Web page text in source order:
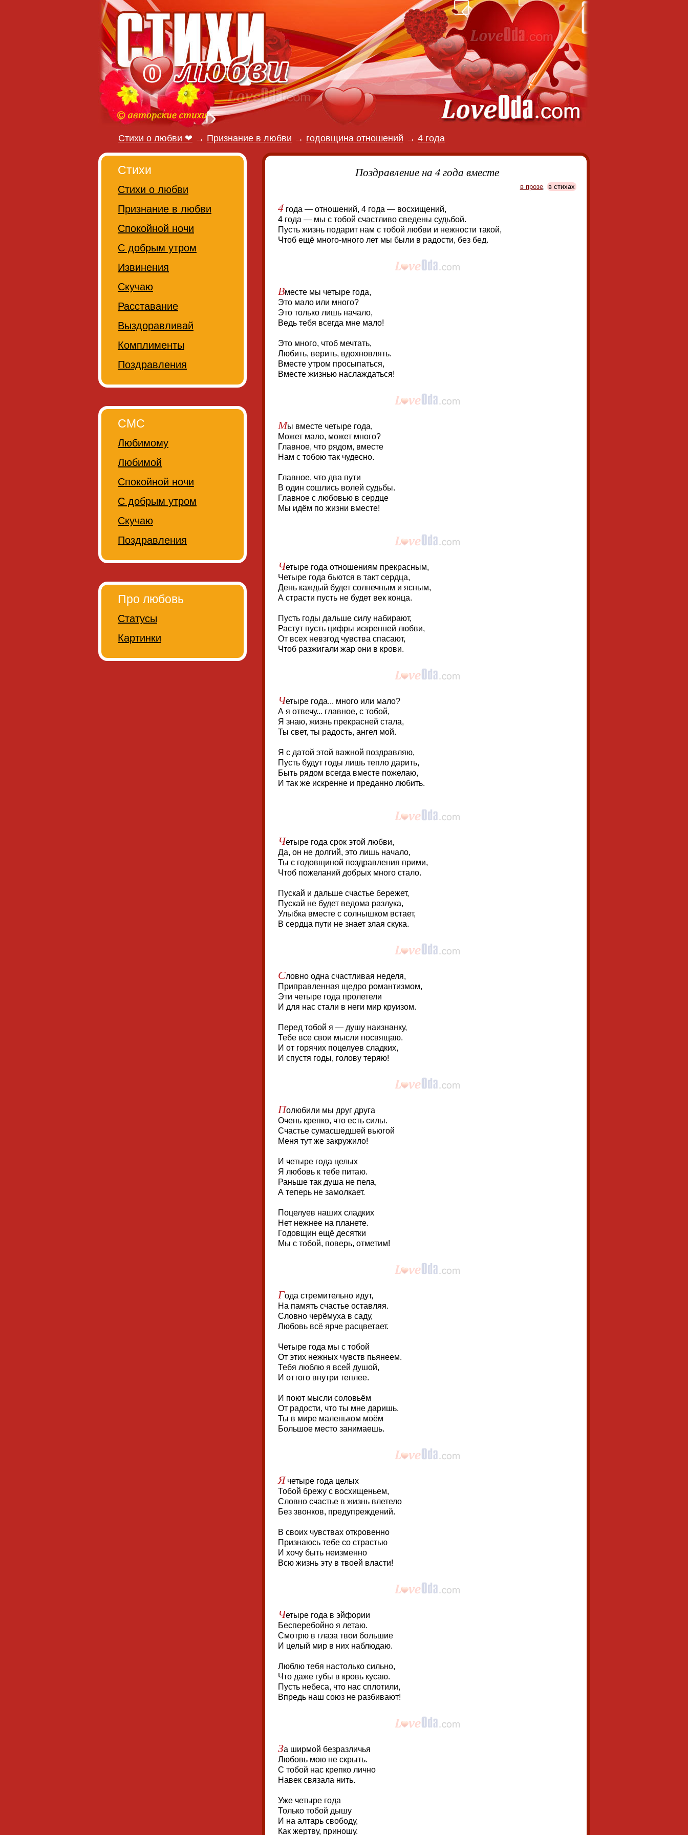
Стихи о любви ❤ → Признание в любви → годовщина отношений → 4 года
Поздравление на 4 года вместе
в прозе, в стихах
4 года — отношений, 4 года — восхищений,
4 года — мы с тобой счастливо сведены судьбой.
Пусть жизнь подарит нам с тобой любви и нежности такой,
Чтоб ещё много-много лет мы были в радости, без бед.
Вместе мы четыре года,
Это мало или много?
Это только лишь начало,
Ведь тебя всегда мне мало!
Это много, чтоб мечтать,
Любить, верить, вдохновлять.
Вместе утром просыпаться,
Вместе жизнью наслаждаться!
Мы вместе четыре года,
Может мало, может много?
Главное, что рядом, вместе
Нам с тобою так чудесно.
Главное, что два пути
В один сошлись волей судьбы.
Главное с любовью в сердце
Мы идём по жизни вместе!
Четыре года отношениям прекрасным,
Четыре года бьются в такт сердца,
День каждый будет солнечным и ясным,
А страсти пусть не будет век конца.
Пусть годы дальше силу набирают,
Растут пусть цифры искренней любви,
От всех невзгод чувства спасают,
Чтоб разжигали жар они в крови.
Четыре года... много или мало?
А я отвечу... главное, с тобой,
Я знаю, жизнь прекрасней стала,
Ты свет, ты радость, ангел мой.
Я с датой этой важной поздравляю,
Пусть будут годы лишь тепло дарить,
Быть рядом всегда вместе пожелаю,
И так же искренне и преданно любить.
Четыре года срок этой любви,
Да, он не долгий, это лишь начало,
Ты с годовщиной поздравления прими,
Чтоб пожеланий добрых много стало.
Пускай и дальше счастье бережет,
Пускай не будет ведома разлука,
Улыбка вместе с солнышком встает,
В сердца пути не знает злая скука.
Словно одна счастливая неделя,
Приправленная щедро романтизмом,
Эти четыре года пролетели
И для нас стали в неги мир круизом.
Перед тобой я — душу наизнанку,
Тебе все свои мысли посвящаю.
И от горячих поцелуев сладких,
И спустя годы, голову теряю!
Полюбили мы друг друга
Очень крепко, что есть силы.
Счастье сумасшедшей вьюгой
Меня тут же закружило!
И четыре года целых
Я любовь к тебе питаю.
Раньше так душа не пела,
А теперь не замолкает.
Поцелуев наших сладких
Нет нежнее на планете.
Годовщин ещё десятки
Мы с тобой, поверь, отметим!
Года стремительно идут,
На память счастье оставляя.
Словно черёмуха в саду,
Любовь всё ярче расцветает.
Четыре года мы с тобой
От этих нежных чувств пьянеем.
Тебя люблю я всей душой,
И оттого внутри теплее.
И поют мысли соловьём
От радости, что ты мне даришь.
Ты в мире маленьком моём
Большое место занимаешь.
Я четыре года целых
Тобой брежу с восхищеньем,
Словно счастье в жизнь влетело
Без звонков, предупреждений.
В своих чувствах откровенно
Признаюсь тебе со страстью
И хочу быть неизменно
Всю жизнь эту в твоей власти!
Четыре года в эйфории
Бесперебойно я летаю.
Смотрю в глаза твои большие
И целый мир в них наблюдаю.
Люблю тебя настолько сильно,
Что даже губы в кровь кусаю.
Пусть небеса, что нас сплотили,
Впредь наш союз не разбивают!
За ширмой безразличья
Любовь мою не скрыть.
С тобой нас крепко лично
Навек связала нить.
Уже четыре года
Только тобой дышу
И на алтарь свободу,
Как жертву, приношу.
Стихи
Стихи о любви
Признание в любви
Спокойной ночи
С добрым утром
Извинения
Скучаю
Расставание
Выздоравливай
Комплименты
Поздравления
СМС
Любимому
Любимой
Спокойной ночи
С добрым утром
Скучаю
Поздравления
Про любовь
Статусы
Картинки